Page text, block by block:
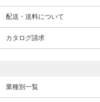
配送・送料について
カタログ請求
業種別一覧